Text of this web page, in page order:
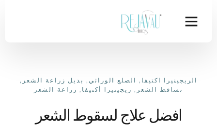
الريجينيرا اكتيفا , الصلع الوراثي , بديل زراعة الشعر ,
تساقط الشعر , ريجينيرا أكتيفا , زراعة الشعر
افضل علاج لسقوط الشعر